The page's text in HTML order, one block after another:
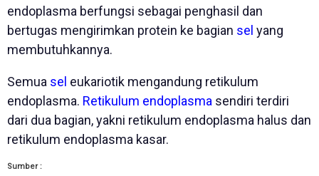
endoplasma berfungsi sebagai penghasil dan
bertugas mengirimkan protein ke bagian sel yang
membutuhkannya.
Semua sel eukariotik mengandung retikulum
endoplasma. Retikulum endoplasma sendiri terdiri
dari dua bagian, yakni retikulum endoplasma halus dan
retikulum endoplasma kasar.
Sumber :